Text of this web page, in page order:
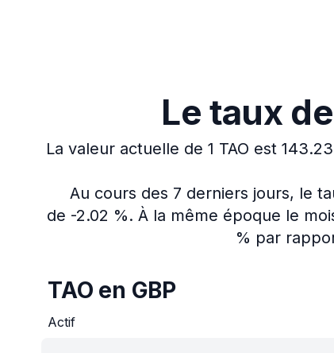
Le taux
La valeur actuelle de 1 TAO est
Au cours des 7 derniers jours, le
de -2.02 %. À la même époque le
% par
TAO en GBP
Actif